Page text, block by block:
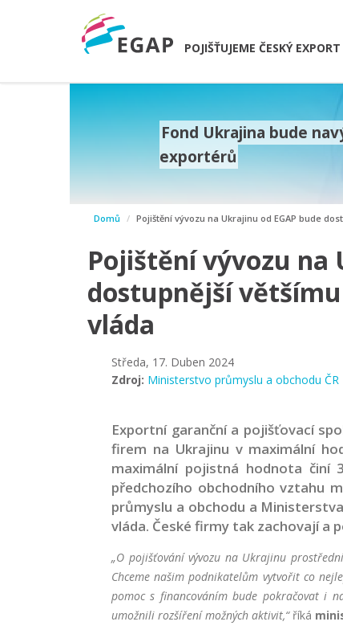
POJIŠŤUJEME ČESKÝ EXPORT
Fond Ukrajina bude
exportérů
Domů Pojištění vývozu na Ukrajinu od EGAP bude
Pojištění vývozu na
dostupnější
vláda
Středa, 17. Duben 2024
Zdroj: Ministerstvo průmyslu a obchodu ČR
Exportní garanční a pojišťovací
firem na Ukrajinu v maximální
maximální pojistná hodnota činí
předchozího obchodního vztahu
průmyslu a obchodu a
vláda. České firmy tak zachovají a
„O pojišťování vývozu na Ukrajinu
Chceme našim podnikatelům vytvořit co
pomoc s financováním bude pokračovat i
umožnili rozšíření možných aktivit,“říká